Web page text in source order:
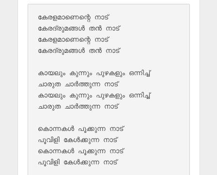
കേരളമാണെന്റെ നാട്
കേരദ്രുമങ്ങൾ തൻ നാട്
കേരളമാണെന്റെ നാട്
കേരദ്രുമങ്ങൾ തൻ നാട്
കായലും കുന്നും പുഴകളും ഒന്നിച്ച്
ചാരുത ചാർത്തുന്ന നാട്
കായലും കുന്നും പുഴകളും ഒന്നിച്ച്
ചാരുത ചാർത്തുന്ന നാട്
കൊന്നകൾ പൂക്കുന്ന നാട്
പൂവിളി കേൾക്കുന്ന നാട്
കൊന്നകൾ പൂക്കുന്ന നാട്
പൂവിളി കേൾക്കുന്ന നാട്